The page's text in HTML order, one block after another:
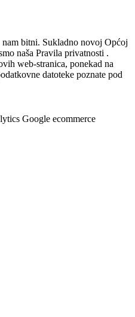
bitni. Sukladno novoj Općoj
naša Pravila privatnosti .
web-stranica, ponekad na
datoteke poznate pod
Google ecommerce